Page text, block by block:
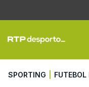
SPORTING